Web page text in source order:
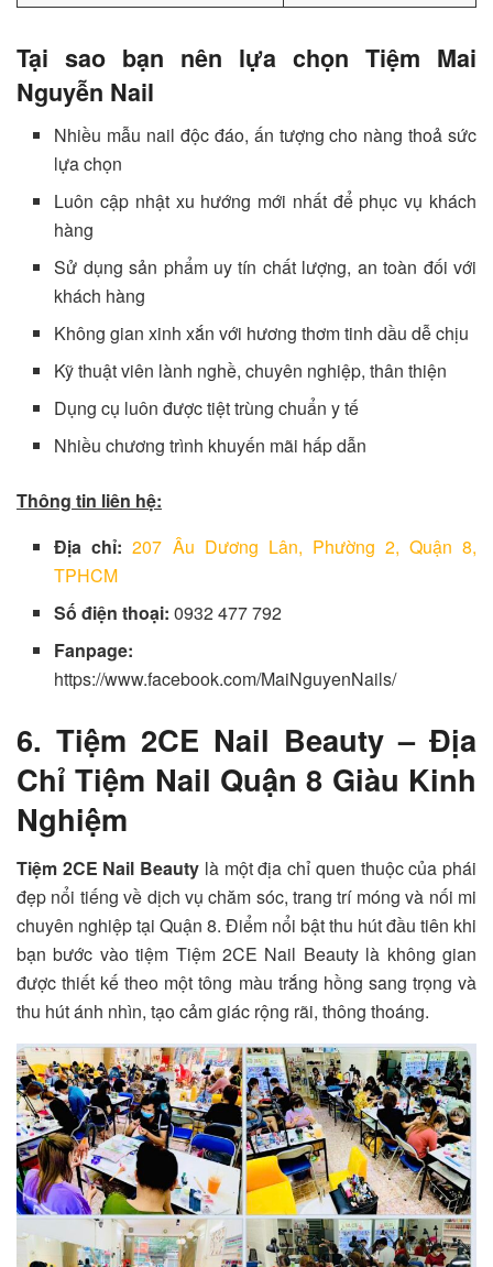
Tại sao bạn nên lựa chọn Tiệm Mai
Nguyễn Nail
Nhiều mẫu nail độc đáo, ấn tượng cho nàng thoả sức
lựa chọn
Luôn cập nhật xu hướng mới nhất để phục vụ khách
hàng
Sử dụng sản phẩm uy tín chất lượng, an toàn đối với
khách hàng
Không gian xinh xắn với hương thơm tinh dầu dễ chịu
Kỹ thuật viên lành nghề, chuyên nghiệp, thân thiện
Dụng cụ luôn được tiệt trùng chuẩn y tế
Nhiều chương trình khuyến mãi hấp dẫn
Thông tin liên hệ:
Địa chỉ: 207 Âu Dương Lân, Phường 2, Quận 8,
TPHCM
Số điện thoại: 0932 477 792
Fanpage:
https://www.facebook.com/MaiNguyenNails/
6. Tiệm 2CE Nail Beauty – Địa
Chỉ Tiệm Nail Quận 8 Giàu Kinh
Nghiệm
Tiệm 2CE Nail Beauty là một địa chỉ quen thuộc của phái
đẹp nổi tiếng về dịch vụ chăm sóc, trang trí móng và nối mi
chuyên nghiệp tại Quận 8. Điểm nổi bật thu hút đầu tiên khi
bạn bước vào tiệm Tiệm 2CE Nail Beautylà không gian
được thiết kế theo một tông màu trắng hồng sang trọng và
thu hút ánh nhìn, tạo cảm giác rộng rãi, thông thoáng.